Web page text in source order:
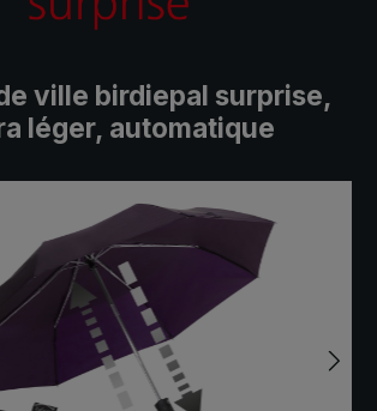
ville birdiepal surprise,
léger, automatique